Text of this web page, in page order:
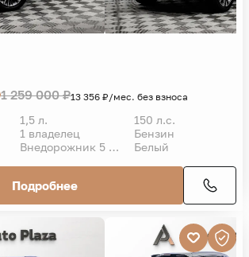
1 259 000 ₽13 356 ₽/мес. без взноса
1,5 л.
150 л.с.
1 владелец
Бензин
Внедорожник 5 дв. Белый
Подробнее